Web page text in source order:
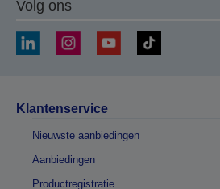
Volg ons
Klantenservice
Nieuwste aanbiedingen
Aanbiedingen
Productregistratie